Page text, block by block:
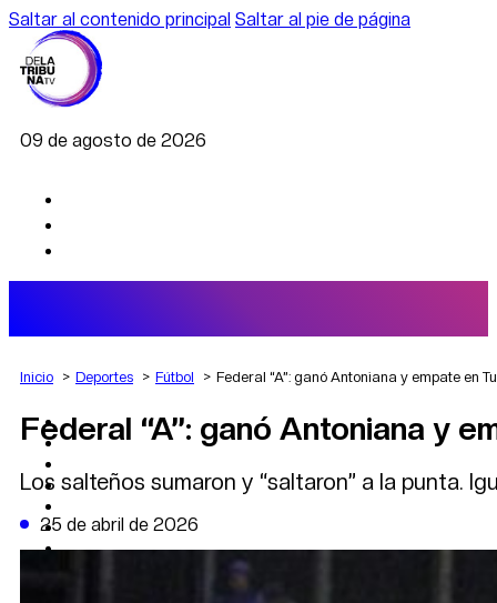
Saltar al contenido principal Saltar al pie de página
09 de agosto de 2026
AGRO
DEPORTES
POLÍTICA
DATA FIRME
DE LA TRIBUNA TV
Inicio Deportes Fútbol Federal “A”: ganó Antoniana y empate en
Federal “A”: ganó Antoniana y
Los salteños sumaron y “saltaron” a la punta.
25 de abril de 2026